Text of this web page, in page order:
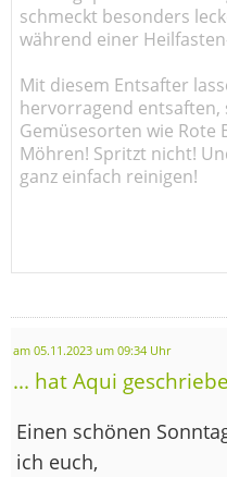
schmeckt besonders
während einer
Mit diesem Entsafter
hervorragend
Gemüsesorten wie Rote
Möhren! Spritzt nicht!
ganz einfach reinigen!
am 05.11.2023 um 09:34 Uhr
... hat Aqui
Einen schönen
ich euch,